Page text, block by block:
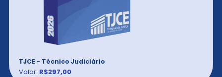
TJCE - Técnico Judiciário
Valor: R$297,00